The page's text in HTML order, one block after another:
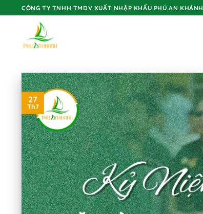
to
CÔNG TY TNHH TMDV XUẤT NHẬP KHẨU PHÚ AN KHÁNH
27
Th7